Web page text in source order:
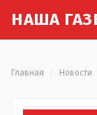
НАША Г
Главная Новости